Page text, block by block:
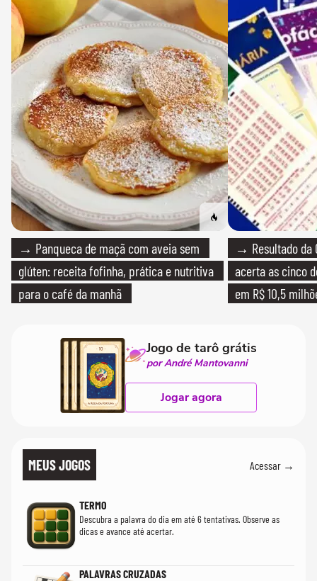
→ Panqueca de maçã com aveia sem
glúten: receita fofinha, prática e nutritiva
para o café da manhã
→ Resultado da
acerta as cinco
em R$ 10,5
Jogo de tarô grátis
por André Mantovanni
Jogar agora
MEUS JOGOS Acessar →
TERMO
Descubra a palavra do dia em até 6 tentativas. Observe as
dicas e avance até acertar.
PALAVRAS CRUZADAS